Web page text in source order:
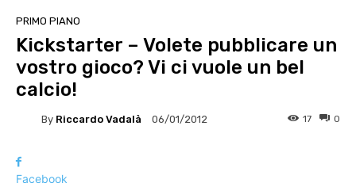
PRIMO PIANO
Kickstarter – Volete pubblicare un
vostro gioco? Vi ci vuole un bel
calcio!
By Riccardo Vadalà 06/01/2012 0
17
Facebook